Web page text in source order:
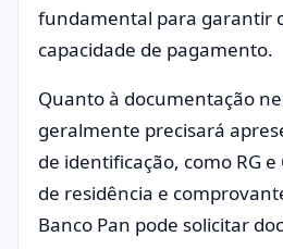
fundamental para garantir
capacidade de pagamento.
Quanto à documentação
geralmente precisará
de identificação, como RG
de residência e
Banco Pan pode solicitar